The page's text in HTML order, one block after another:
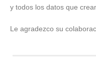
y todos los datos que
Le agradezco su